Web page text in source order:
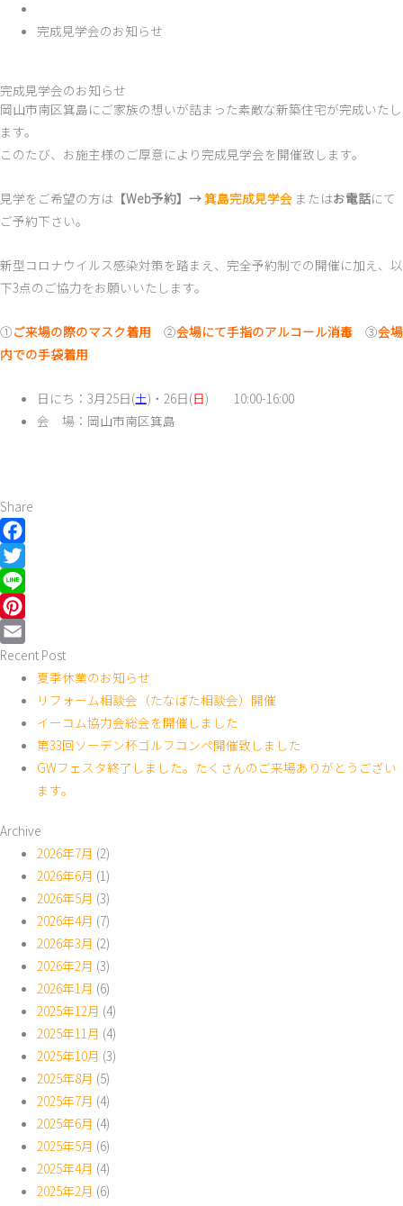
完成見学会のお知らせ
完成見学会のお知らせ
岡山市南区箕島にご家族の想いが詰まった素敵な新築住宅が完成いたし
ます。
このたび、お施主様のご厚意により完成見学会を開催致します。
見学をご希望の方は 【Web予約】→箕島完成見学会 またはお電話にて
ご予約下さい。
新型コロナウイルス感染対策を踏まえ、完全予約制での開催に加え、以
下3点のご協力をお願いいたします。
➀ご来場の際のマスク着用 ②会場にて手指のアルコール消毒 ③会場
内での手袋着用
日にち：3月25日(土)・26日(日) 10:00-16:00
会 場：岡山市南区箕島
Share
Facebook
Twitter
Line
Pinterest
Email
Recent Post
夏季休業のお知らせ
リフォーム相談会（たなばた相談会）開催
イーコム協力会総会を開催しました
第33回ソーデン杯ゴルフコンペ開催致しました
GWフェスタ終了しました。たくさんのご来場ありがとうござい
ます。
Archive
2026年7月 (2)
2026年6月 (1)
2026年5月 (3)
2026年4月 (7)
2026年3月 (2)
2026年2月 (3)
2026年1月 (6)
2025年12月 (4)
2025年11月 (4)
2025年10月 (3)
2025年8月 (5)
2025年7月 (4)
2025年6月 (4)
2025年5月 (6)
2025年4月 (4)
2025年2月 (6)